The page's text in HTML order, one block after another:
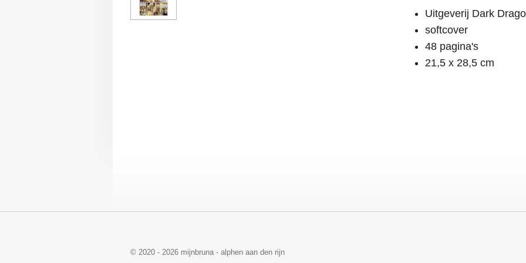
Uitgeverij Dark
softcover
48 pagina's
21,5 x 28,5 cm
© 2020 - 2026 mijnbruna - alphen aan den rijn